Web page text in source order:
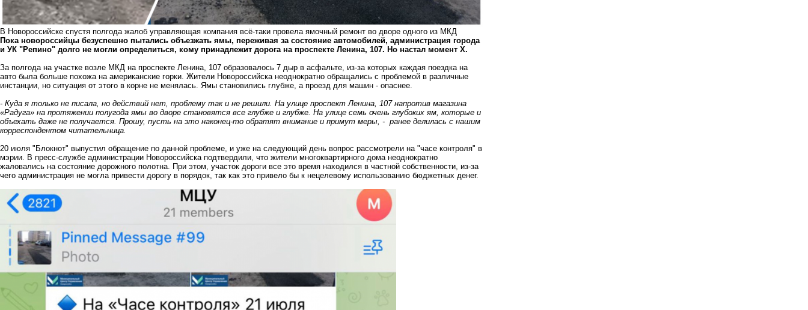
В Новороссийске спустя полгода жалоб управляющая компания всё-таки провела ямочный ремонт во дворе одного из МКД
Пока новороссийцы безуспешно пытались объезжать ямы, переживая за состояние автомобилей, администрация города
и УК "Репино" долго не могли определиться, кому принадлежит дорога на проспекте Ленина, 107. Но настал момент X.
За полгода на участке возле МКД на проспекте Ленина, 107 образовалось 7 дыр в асфальте, из-за которых каждая поездка на
авто была больше похожа на американские горки. Жители Новороссийска неоднократно обращались с проблемой в различные
инстанции, но ситуация от этого в корне не менялась. Ямы становились глубже, а проезд для машин - опаснее.
- Куда я только не писала, но действий нет, проблему так и не решили. На улице проспект Ленина, 107 напротив магазина
«Радуга» на протяжении полугода ямы во дворе становятся все глубже и глубже. На улице семь очень глубоких ям, которые и
объехать даже не получается. Прошу, пусть на это наконец-то обратят внимание и примут меры, - ранее делилась с нашим
корреспондентом читательница.
20 июля "Блокнот" выпустил обращение по данной проблеме, и уже на следующий день вопрос рассмотрели на "часе контроля" в
мэрии. В пресс-службе администрации Новороссийска подтвердили, что жители многоквартирного дома неоднократно
жаловались на состояние дорожного полотна. При этом, участок дороги все это время находился в частной собственности, из-за
чего администрация не могла привести дорогу в порядок, так как это привело бы к нецелевому использованию бюджетных денег.